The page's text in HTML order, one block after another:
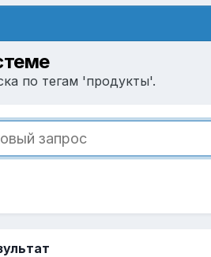
по тегам 'продукты'.